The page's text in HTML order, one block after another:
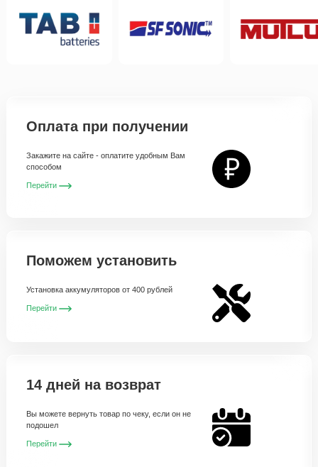
Оплата при получении
Закажите на сайте - оплатите удобным Вам
способом
Перейти
Поможем установить
Установка аккумуляторов от 400 рублей
Перейти
14 дней на возврат
Вы можете вернуть товар по чеку, если он не
подошел
Перейти